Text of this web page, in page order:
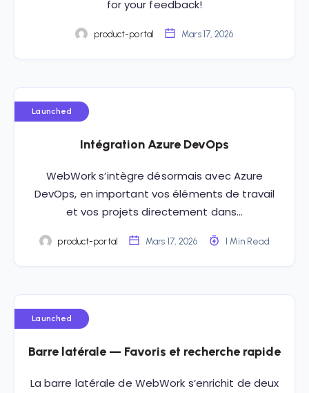
for your feedback!
product-portal Mars 17, 2026
Launched
Intégration Azure DevOps
WebWork s’intègre désormais avec Azure
DevOps, en important vos éléments de travail
et vos projets directement dans…
product-portal Mars 17, 2026 1 Min Read
Launched
Barre latérale — Favoris et recherche rapide
La barre latérale de WebWork s’enrichit de deux